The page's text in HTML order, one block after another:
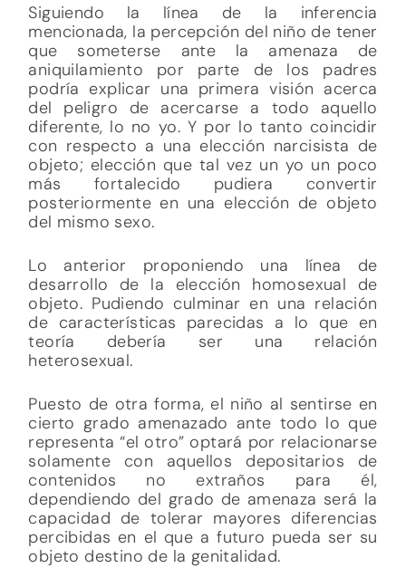
Siguiendo la línea de la inferencia
mencionada, la percepción del niño de tener
que someterse ante la amenaza de
aniquilamiento por parte de los padres
podría explicar una primera visión acerca
del peligro de acercarse a todo aquello
diferente, lo no yo. Y por lo tanto coincidir
con respecto a una elección narcisista de
objeto; elección que tal vez un yo un poco
más fortalecido pudiera convertir
posteriormente en una elección de objeto
del mismo sexo.
Lo anterior proponiendo una línea de
desarrollo de la elección homosexual de
objeto. Pudiendo culminar en una relación
de características parecidas a lo que en
teoría debería ser una relación
heterosexual.
Puesto de otra forma, el niño al sentirse en
cierto grado amenazado ante todo lo que
representa “el otro” optará por relacionarse
solamente con aquellos depositarios de
contenidos no extraños para él,
dependiendo del grado de amenaza será la
capacidad de tolerar mayores diferencias
percibidas en el que a futuro pueda ser su
objeto destino de la genitalidad.